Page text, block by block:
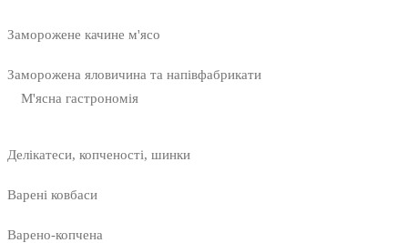
Заморожене качине м'ясо
Заморожена яловичина та напівфабрикати
М'ясна гастрономія
Делікатеси, копченості, шинки
Варені ковбаси
Варено-копчена